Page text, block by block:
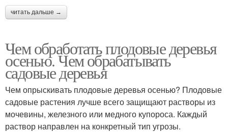
читать дальше →
Чем обработать плодовые деревья
осенью. Чем обрабатывать
садовые деревья
Чем опрыскивать плодовые деревья осенью? Плодовые
садовые растения лучше всего защищают растворы из
мочевины, железного или медного купороса. Каждый
раствор направлен на конкретный тип угрозы.